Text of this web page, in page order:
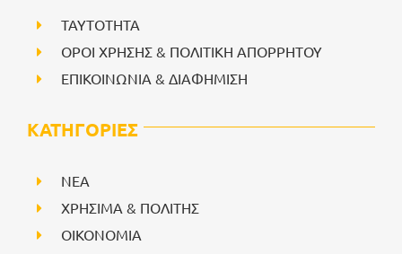
ΤΑΥΤΟΤΗΤΑ
ΟΡΟΙ ΧΡΗΣΗΣ & ΠΟΛΙΤΙΚΗ ΑΠΟΡΡΗΤΟΥ
ΕΠΙΚΟΙΝΩΝΙΑ & ΔΙΑΦΗΜΙΣΗ
ΚΑΤΗΓΟΡΙΕΣ
NEA
ΧΡΗΣΙΜΑ & ΠΟΛΙΤΗΣ
ΟΙΚΟΝΟΜΙΑ